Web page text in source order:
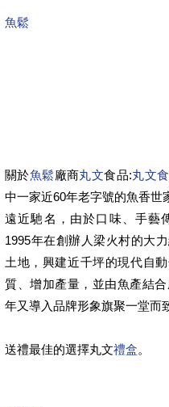
魚鬆
關於魚鬆廠商丸文食品:丸文
中一家近60年老字號的魚香世
遠近馳名，由於口味、手藝
1995年在創辦人梁火村的大
土地，興建近千坪的現代自
質、增加產量，並由魚產結
年又導入品牌形象旗聚一堂而
送禮最佳的選擇丸文禮盒。